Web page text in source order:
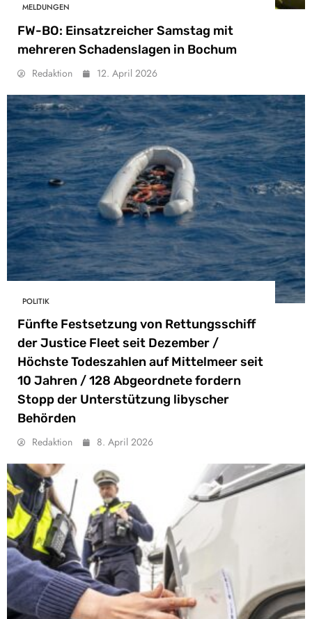
MELDUNGEN
FW-BO: Einsatzreicher Samstag mit
mehreren Schadenslagen in Bochum
Redaktion 12. April 2026
POLITIK
Fünfte Festsetzung von Rettungsschiff
der Justice Fleet seit Dezember /
Höchste Todeszahlen auf Mittelmeer seit
10 Jahren / 128 Abgeordnete fordern
Stopp der Unterstützung libyscher
Behörden
Redaktion 8. April 2026